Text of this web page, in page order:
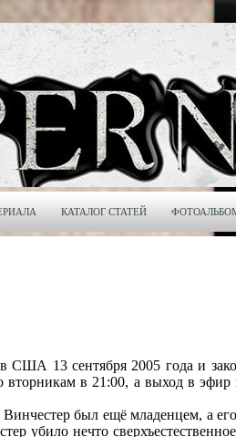
КАТАЛОГ СТАТЕЙ
13 сентября 2005 года и
вторникам в 21:00, а выход в
Винчестер был ещё младенцем, а
убило нечто